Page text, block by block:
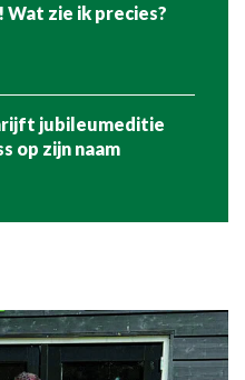
Wat zie ik precies?
jubileumeditie
op zijn naam